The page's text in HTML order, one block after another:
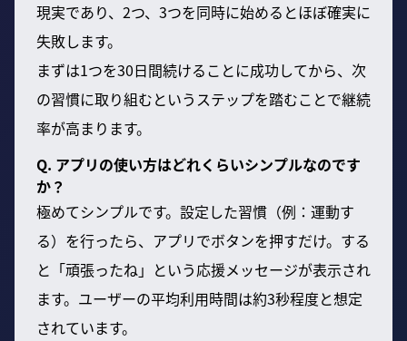
現実であり、2つ、3つを同時に始めるとほぼ確実に
失敗します。
まずは1つを30日間続けることに成功してから、次
の習慣に取り組むというステップを踏むことで継続
率が高まります。
Q. アプリの使い方はどれくらいシンプルなのです
か？
極めてシンプルです。設定した習慣（例：運動す
る）を行ったら、アプリでボタンを押すだけ。する
と「頑張ったね」という応援メッセージが表示され
ます。ユーザーの平均利用時間は約3秒程度と想定
されています。